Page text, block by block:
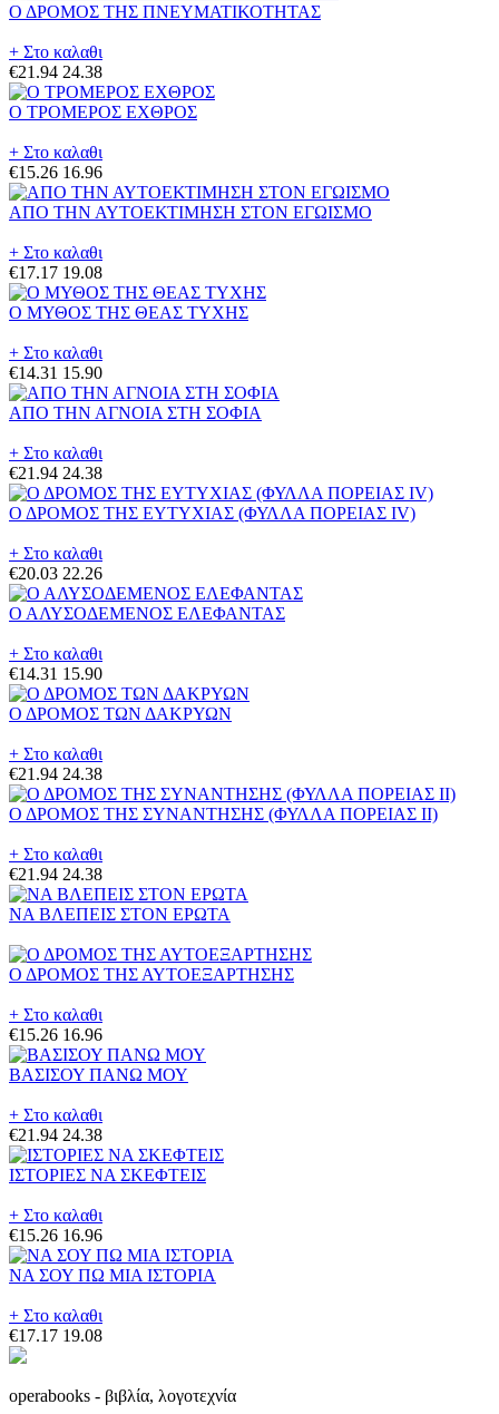
Ο ΔΡΟΜΟΣ ΤΗΣ ΠΝΕΥΜΑΤΙΚΟΤΗΤΑΣ
+ Στο καλαθι
€21.94 24.38
Ο ΤΡΟΜΕΡΟΣ ΕΧΘΡΟΣ
+ Στο καλαθι
€15.26 16.96
ΑΠΟ ΤΗΝ ΑΥΤΟΕΚΤΙΜΗΣΗ ΣΤΟΝ ΕΓΩΙΣΜΟ
+ Στο καλαθι
€17.17 19.08
Ο ΜΥΘΟΣ ΤΗΣ ΘΕΑΣ ΤΥΧΗΣ
+ Στο καλαθι
€14.31 15.90
ΑΠΟ ΤΗΝ ΑΓΝΟΙΑ ΣΤΗ ΣΟΦΙΑ
+ Στο καλαθι
€21.94 24.38
Ο ΔΡΟΜΟΣ ΤΗΣ ΕΥΤΥΧΙΑΣ (ΦΥΛΛΑ ΠΟΡΕΙΑΣ IV)
+ Στο καλαθι
€20.03 22.26
Ο ΑΛΥΣΟΔΕΜΕΝΟΣ ΕΛΕΦΑΝΤΑΣ
+ Στο καλαθι
€14.31 15.90
Ο ΔΡΟΜΟΣ ΤΩΝ ΔΑΚΡΥΩΝ
+ Στο καλαθι
€21.94 24.38
Ο ΔΡΟΜΟΣ ΤΗΣ ΣΥΝΑΝΤΗΣΗΣ (ΦΥΛΛΑ ΠΟΡΕΙΑΣ II)
+ Στο καλαθι
€21.94 24.38
ΝΑ ΒΛΕΠΕΙΣ ΣΤΟΝ ΕΡΩΤΑ
Ο ΔΡΟΜΟΣ ΤΗΣ ΑΥΤΟΕΞΑΡΤΗΣΗΣ
+ Στο καλαθι
€15.26 16.96
ΒΑΣΙΣΟΥ ΠΑΝΩ ΜΟΥ
+ Στο καλαθι
€21.94 24.38
ΙΣΤΟΡΙΕΣ ΝΑ ΣΚΕΦΤΕΙΣ
+ Στο καλαθι
€15.26 16.96
ΝΑ ΣΟΥ ΠΩ ΜΙΑ ΙΣΤΟΡΙΑ
+ Στο καλαθι
€17.17 19.08
operabooks - βιβλία, λογοτεχνία